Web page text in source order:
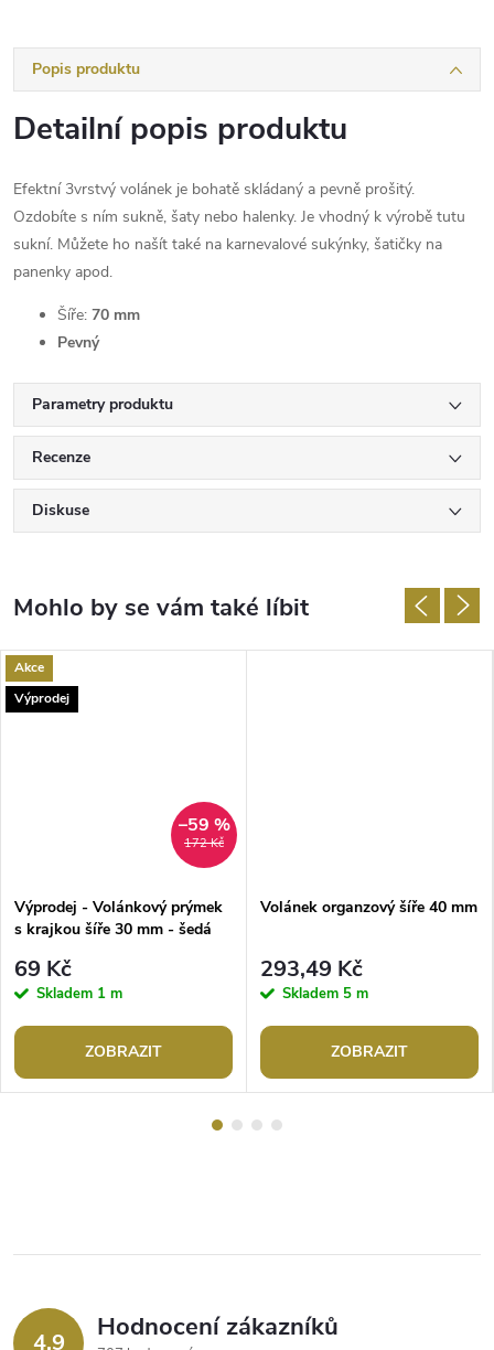
Popis produktu
Detailní popis produktu
Efektní 3vrstvý volánek je bohatě skládaný a pevně prošitý.
Ozdobíte s ním sukně, šaty nebo halenky. Je vhodný k výrobě tutu
sukní. Můžete ho našít také na karnevalové sukýnky, šatičky na
panenky apod.
Šíře: 70 mm
Pevný
Parametry produktu
Recenze
Diskuse
Akce
Výprodej
172 Kč
–59 %
Výprodej - Volánkový prýmek
s krajkou šíře 30 mm - šedá
69 Kč
Skladem 1 m
ZOBRAZIT
Volánek organzový šíře 40 mm
293,49 Kč
Skladem 5 m
ZOBRAZIT
4,9 Hodnocení zákazníků